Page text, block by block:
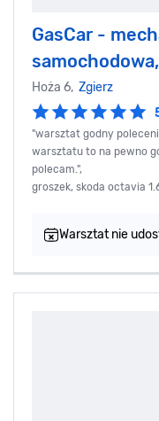
GasCar -
Hoża 6, Zgierz
"warsztat godny
warsztatu to na pewno
polecam.",
groszek, skoda octavia
Warsztat nie